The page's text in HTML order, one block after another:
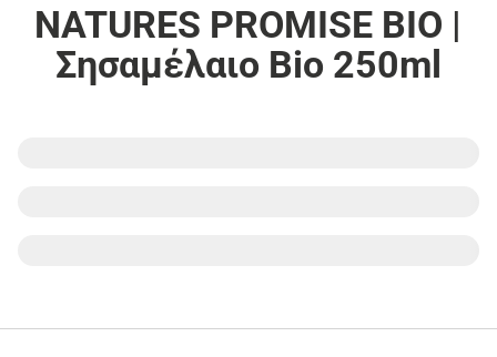
NATURES PROMISE BIO |
Σησαμέλαιο Bio 250ml